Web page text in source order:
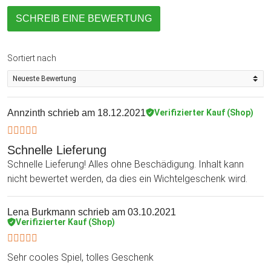
SCHREIB EINE BEWERTUNG
Sortiert nach
Annzinth schrieb am 18.12.2021 Verifizierter Kauf (Shop)
Schnelle Lieferung
Schnelle Lieferung! Alles ohne Beschädigung. Inhalt kann
nicht bewertet werden, da dies ein Wichtelgeschenk wird.
Lena Burkmann schrieb am 03.10.2021
Verifizierter Kauf (Shop)
Sehr cooles Spiel, tolles Geschenk